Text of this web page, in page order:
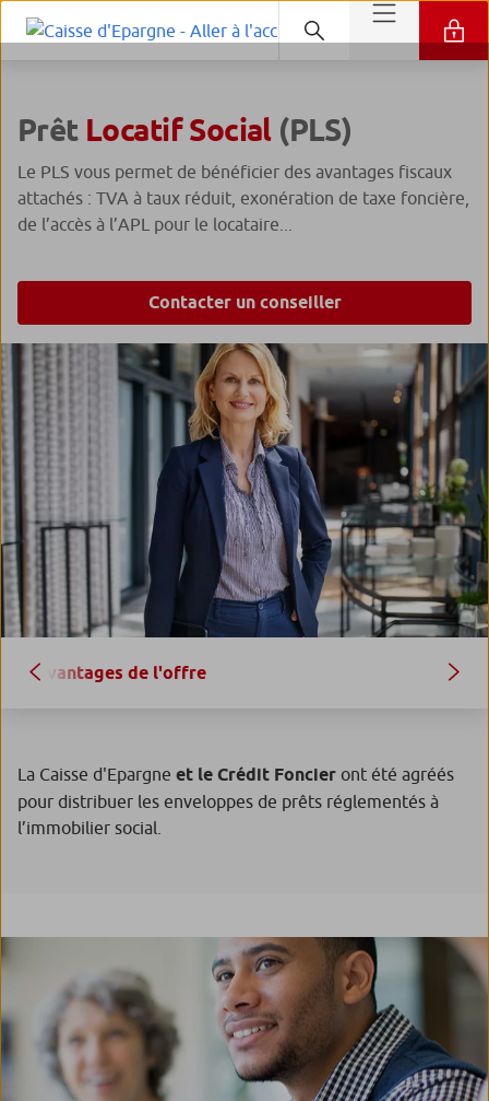
Prêt Locatif Social(PLS)
Le PLS vous permet de bénéficier des avantages fiscaux
attachés : TVA à taux réduit, exonération de taxe foncière,
de l’accès à l’APL pour le locataire...
Contacter un conseiller
Avantages de l'offre
La Caisse d'Epargne et le Crédit Foncier ont été agréés
pour distribuer les enveloppes de prêts réglementés à
l’immobilier social.